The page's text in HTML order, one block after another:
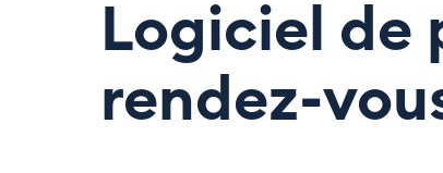
Logiciel de
rendez-